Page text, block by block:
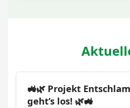
🚜🌿 Projekt
geht’s los! 🌿🚜